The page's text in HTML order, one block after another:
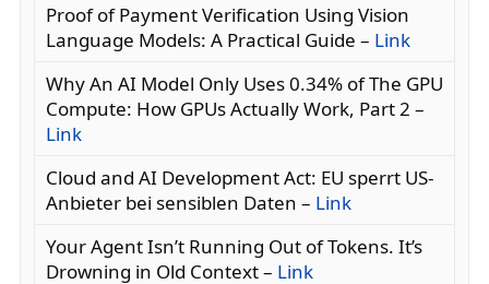
Proof of Payment Verification Using Vision
Language Models: A Practical Guide – Link
Why An AI Model Only Uses 0.34% of The GPU
Compute: How GPUs Actually Work, Part 2 –
Link
Cloud and AI Development Act: EU sperrt US-
Anbieter bei sensiblen Daten – Link
Your Agent Isn’t Running Out of Tokens. It’s
Drowning in Old Context – Link